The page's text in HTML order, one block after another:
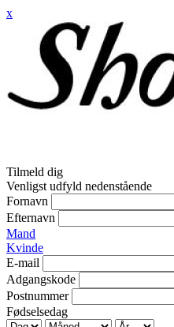
x
Tilmeld dig
Venligst udfyld nedenstående
Fornavn
Efternavn
Mand
Kvinde
E-mail
Adgangskode
Postnummer
Fødselsedag